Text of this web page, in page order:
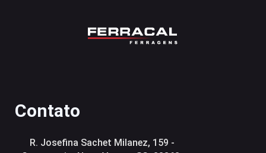
Contato
R. Josefina Sachet Milanez, 159 -